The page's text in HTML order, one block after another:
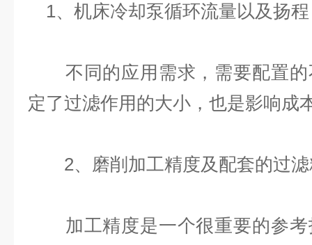
1、机床冷却泵循环流量以及扬
不同的应用需求，需要配置的
定了过滤作用的大小，也是影响成
2、磨削加工精度及配套的过滤
加工精度是一个很重要的参考